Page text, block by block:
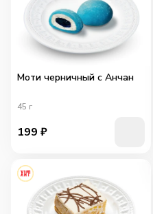
Моти черничный с Анчан
45 г
199 ₽